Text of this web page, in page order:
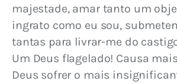
majestade, amar tanto um
ingrato como eu sou,
tantas para livrar-me do
Um Deus flagelado! Causa
Deus sofrer o mais